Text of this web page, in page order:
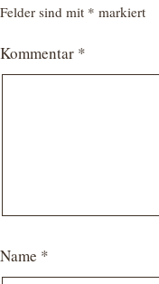
Felder sind mit * markiert
Kommentar *
Name *